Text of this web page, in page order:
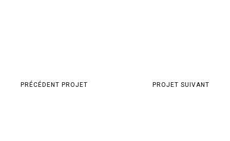
PRÉCÉDENT PROJET PROJET SUIVANT